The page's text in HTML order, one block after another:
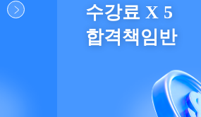
수강료 X 5
합격책임반